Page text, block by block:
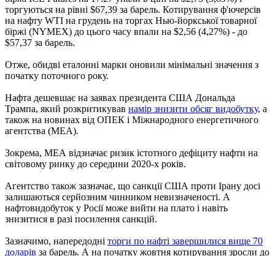
торгуються на рівні $67,39 за барель. Котирування ф'ючерсів
на нафту WTI на грудень на торгах Нью-йоркської товарної
біржі (NYMEX) до цього часу впали на $2,56 (4,27%) - до
$57,37 за барель.
Отже, обидві еталонні марки оновили мінімальні значення з
початку поточного року.
Нафта дешевшає на заявах президента США Дональда
Трампа, який розкритикував намір знизити обсяг видобутку, а
також на новинах від ОПЕК і Міжнародного енергетичного
агентства (МЕА).
Зокрема, МЕА відзначає ризик істотного дефіциту нафти на
світовому ринку до середини 2020-х років.
Агентство також зазначає, що санкції США проти Ірану досі
залишаються серйозним чинником невизначеності. А
нафтовидобуток у Росії може вийти на плато і навіть
знизитися в разі посилення санкцій.
Зазначимо, напередодні торги по нафті завершилися вище 70
доларів за барель. А на початку жовтня котирування зросли до